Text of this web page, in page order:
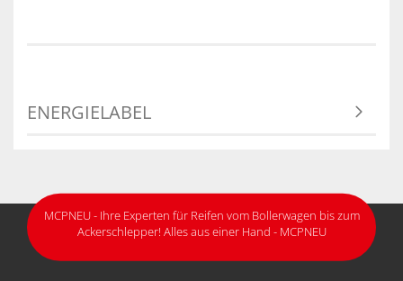
ENERGIELABEL
MCPNEU - Ihre Experten für Reifen vom Bollerwagen bis zum
Ackerschlepper! Alles aus einer Hand - MCPNEU